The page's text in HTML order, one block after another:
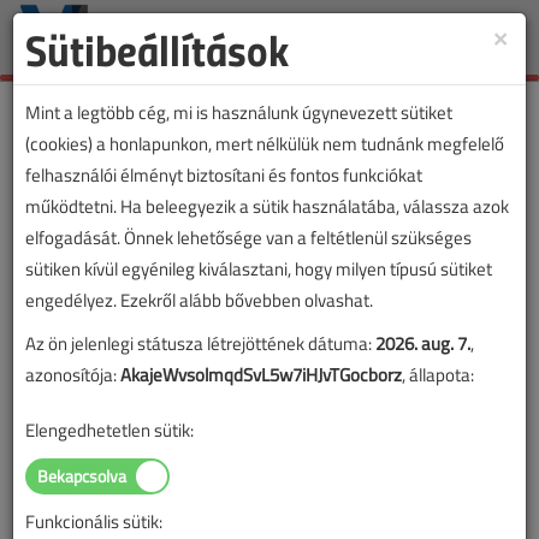
Toggle
×
Sütibeállítások
Mint a legtöbb cég, mi is használunk úgynevezett sütiket
(cookies) a honlapunkon, mert nélkülük nem tudnánk megfelelő
felhasználói élményt biztosítani és fontos funkciókat
működtetni. Ha beleegyezik a sütik használatába, válassza azok
elfogadását. Önnek lehetősége van a feltétlenül szükséges
sütiken kívül egyénileg kiválasztani, hogy milyen típusú sütiket
engedélyez. Ezekről alább bővebben olvashat.
Az ön jelenlegi státusza létrejöttének dátuma:2026. aug. 7.,
azonosítója:AkajeWvsolmqdSvL5w7iHJvTGocborz, állapota:
Elengedhetetlen sütik:
Funkcionális sütik: